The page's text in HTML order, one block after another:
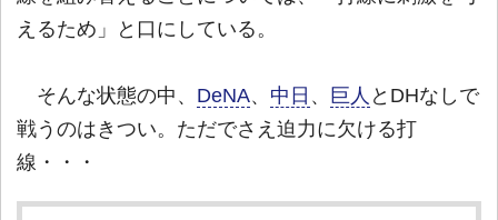
えるため」と口にしている。
そんな状態の中、 DeNA、 中日 、 巨人 とDHなしで
戦うのはきつい。ただでさえ迫力に欠ける打
線・・・